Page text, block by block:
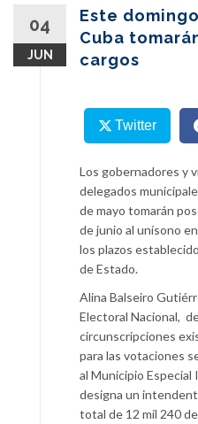
04
JUN
Este
Cuba
cargos
Twitter
Los gobernadores y
delegados
de mayo tomarán
de junio al unísono
los plazos
de Estado.
Alina Balseiro
Electoral Nacional,
circunscripciones
para las votaciones
al Municipio Especial
designa un
total de 12 mil 240